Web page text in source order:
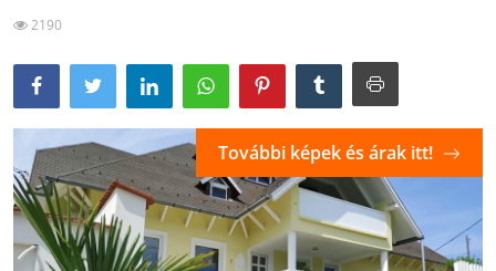
2190
További képek és árak itt!